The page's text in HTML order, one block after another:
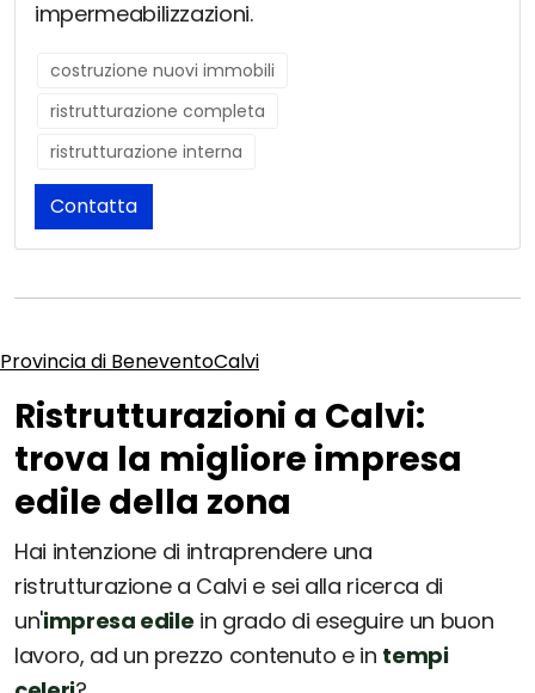
impermeabilizzazioni.
costruzione nuovi immobili
ristrutturazione completa
ristrutturazione interna
Contatta
Provincia di BeneventoCalvi
Ristrutturazioni a Calvi:
trova la migliore impresa
edile della zona
Hai intenzione di intraprendere una
ristrutturazione a Calvi e sei alla ricerca di
un'impresa edile in grado di eseguire un buon
lavoro, ad un prezzo contenuto e in tempi